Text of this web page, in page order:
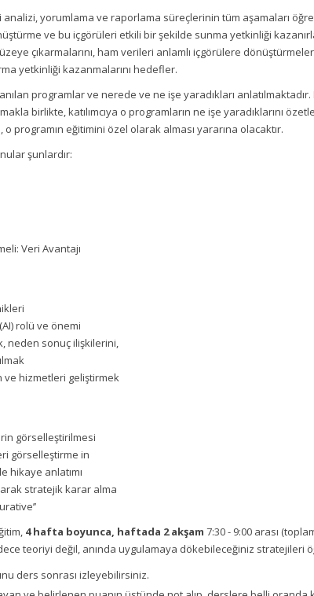
yorumlama ve raporlama süreçlerinin tüm aşamaları
ve bu içgörüleri etkili bir şekilde sunma yetkinliği
çıkarmalarını, ham verileri anlamlı içgörülere
yetkinliği kazanmalarını hedefler.
programlar ve nerede ve ne işe yaradıkları anlatılmaktadır.
birlikte, katılımcıya o programların ne işe yaradıklarını
programın eğitimini özel olarak alması yararına olacaktır.
şunlardır:
Veri Avantajı
rolü ve önemi
neden sonuç ilişkilerini,
ve hizmetleri geliştirmek
görselleştirilmesi
görselleştirme in
hikaye anlatımı
stratejik karar alma
4 hafta boyunca, haftada 2 akşam 7:30 - 9:00 arası
teoriyi değil, anında uygulamaya dökebileceğiniz stratejileri
ders sonrası izleyebilirsiniz.